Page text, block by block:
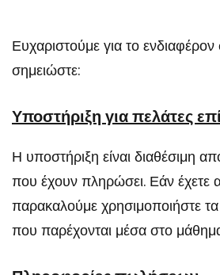
Ευχαριστούμε για το
σημειώστε:
Υποστήριξη για πελάτες
Η υποστήριξη είναι διαθέσιμη
που έχουν πληρώσει. Εάν έχετε
παρακαλούμε χρησιμοποιήστε τα
που παρέχονται μέσα στο